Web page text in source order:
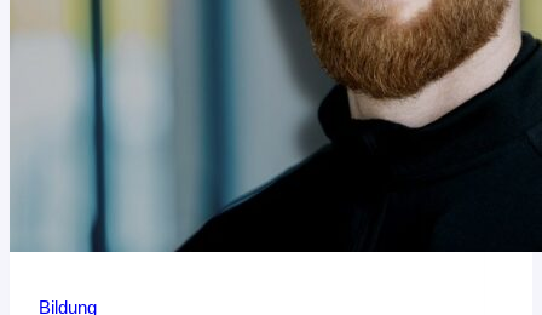
Bildung